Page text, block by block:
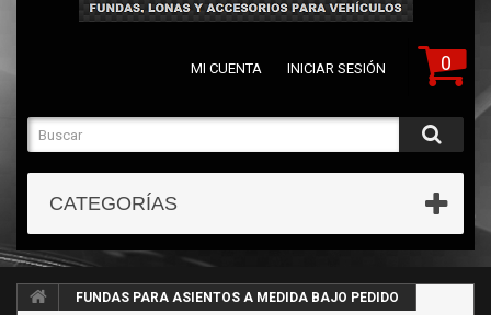
0
MI CUENTA INICIAR SESIÓN
CATEGORÍAS
FUNDAS PARA ASIENTOS A MEDIDA BAJO PEDIDO